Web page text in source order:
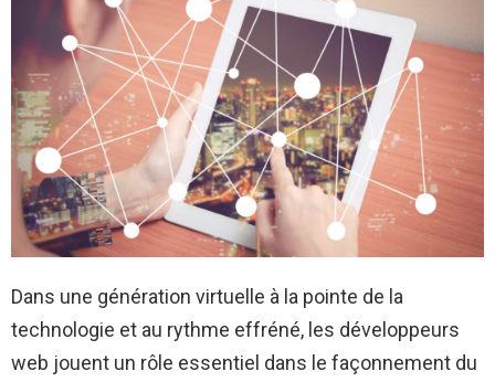
Dans une génération virtuelle à la pointe de la
technologie et au rythme effréné, les développeurs
web jouent un rôle essentiel dans le façonnement du